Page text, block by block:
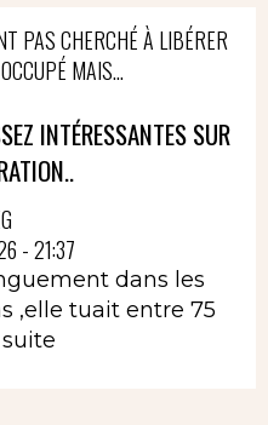
PAS CHERCHÉ À LIBÉRER
MAIS...
INTÉRESSANTES SUR
- 21:37
dans les
,elle tuait entre 75